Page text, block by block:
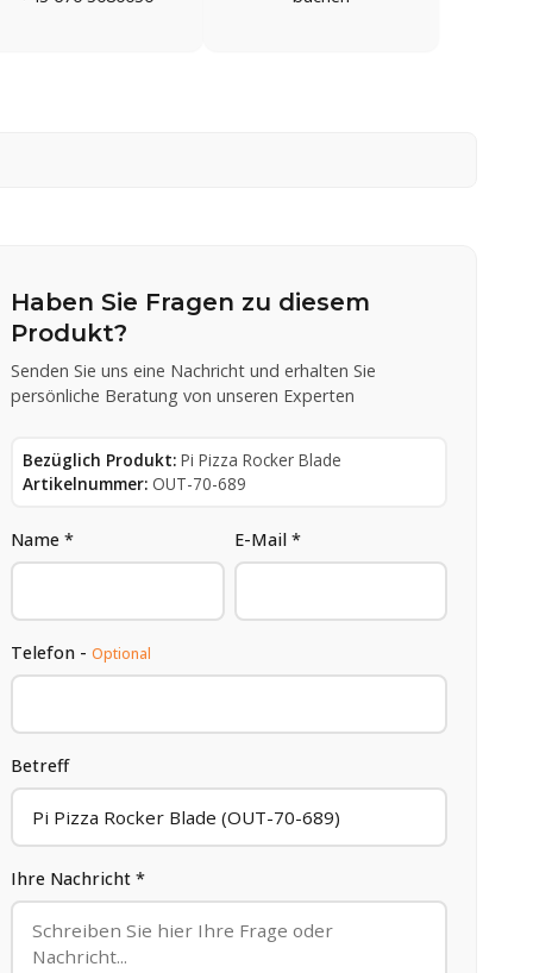
Haben Sie Fragen zu diesem
Produkt?
Senden Sie uns eine Nachricht und erhalten Sie
persönliche Beratung von unseren Experten
Bezüglich Produkt: Pi Pizza Rocker Blade
Artikelnummer: OUT-70-689
Name * E-Mail *
Telefon -Optional
Betreff
Ihre Nachricht *